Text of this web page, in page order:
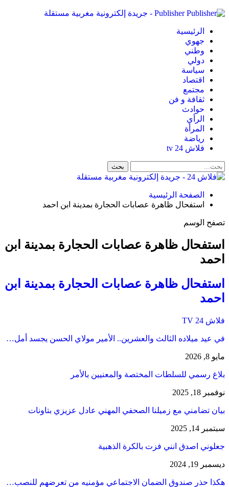
Publisher - جريدة إلكترونية مغربية مستقلة
الرئيسية
جهوي
وطني
دولي
سياسة
اقتصاد
مجتمع
ثقافة و فن
حوادث
الرأي
المرأة
رياضة
فلاش 24 tv
الصفحة الرئيسية
استفحال ظاهرة عصابات الحجارة بمدينة ابن احمد
تصفح الوسم
استفحال ظاهرة عصابات الحجارة بمدينة ابن
احمد
استفحال ظاهرة عصابات الحجارة بمدينة ابن
احمد
فلاش 24 TV
في عيد ميلاده الثالث والعشرين.. الأمير مولاي الحسن يجسد أمل…
مايو 8, 2026
بلاغ رسمي للسلطات المختصة والمعنيين بالأمر
نوفمبر 18, 2025
بيان تضامني مع زميلنا الصحفي المهني عادل عزيزي بتاونات
سبتمبر 14, 2025
جعلوني اصدق انني فزت بالكرة الذهبية
ديسمبر 19, 2024
هكذا حذر صندوق الضمان الاجتماعي مؤمنيه من تعرضهم للنصب…